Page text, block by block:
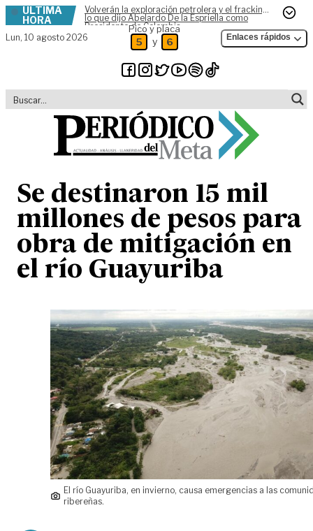
Skip to content
ÚLTIMA
HORA
Volverán la exploración petrolera y el fracking,
lo que dijo Abelardo De la Espriella como
Presidente de Colombia
Lun, 10 agosto 2026
Pico y placa
5 y 6 Enlaces rápidos
Se destinaron 15 mil
millones de pesos para
obra de mitigación en
el río Guayuriba
El río Guayuriba, en invierno, causa emergencias a las
ribereñas.